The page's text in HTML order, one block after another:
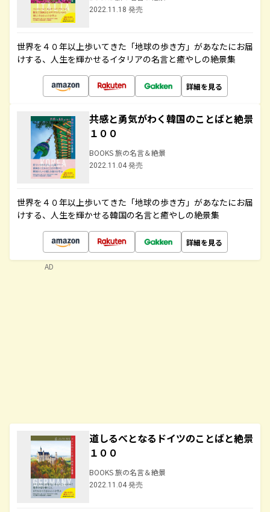
2022.11.18 発売
世界を４０年以上歩いてきた「地球の歩き方」があなたにお届
けする、人生を輝かせるイタリアの名言と癒やしの絶景集
詳細を見る
共感と勇気がわく韓国のことばと絶景
１００
BOOKS 旅の名言＆絶景
2022.11.04 発売
世界を４０年以上歩いてきた「地球の歩き方」があなたにお届
けする、人生を輝かせる韓国の名言と癒やしの絶景集
詳細を見る
道しるべとなるドイツのことばと絶景
１００
BOOKS 旅の名言＆絶景
2022.11.04 発売
AD